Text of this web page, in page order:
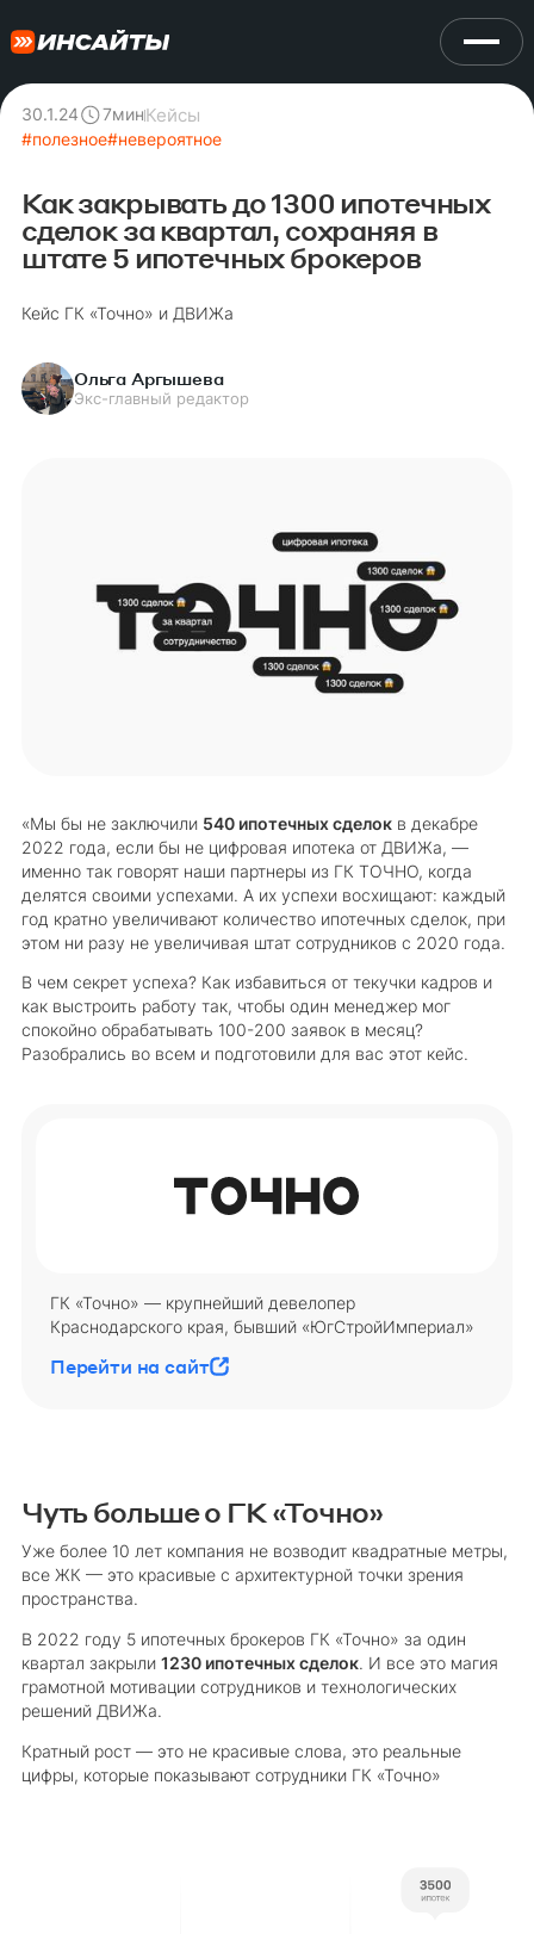
30.1.24 7минКейсы
#полезное#невероятное
Как закрывать до 1300 ипотечных
сделок за квартал, сохраняя в
штате 5 ипотечных брокеров
Кейс ГК «Точно» и ДВИЖа
Ольга Аргышева
Экс-главный редактор
«Мы бы не заключили 540 ипотечных сделокв декабре
2022 года, если бы не цифровая ипотека от ДВИЖа, —
именно так говорят наши партнеры из ГК ТОЧНО, когда
делятся своими успехами. А их успехи восхищают: каждый
год кратно увеличивают количество ипотечных сделок, при
этом ни разу не увеличивая штат сотрудников с 2020 года.
В чем секрет успеха? Как избавиться от текучки кадров и
как выстроить работу так, чтобы один менеджер мог
спокойно обрабатывать 100-200 заявок в месяц?
Разобрались во всем и подготовили для вас этот кейс.
ГК «Точно» — крупнейший девелопер
Краснодарского края, бывший «ЮгСтройИмпериал»
Перейти на сайт
Чуть больше о ГК «Точно»
Уже более 10 лет компания не возводит квадратные метры,
все ЖК — это красивые с архитектурной точки зрения
пространства.
В 2022 году 5 ипотечных брокеров ГК «Точно» за один
квартал закрыли 1230 ипотечных сделок. И все это магия
грамотной мотивации сотрудников и технологических
решений ДВИЖа.
Кратный рост — это не красивые слова, это реальные
цифры, которые показывают сотрудники ГК «Точно»